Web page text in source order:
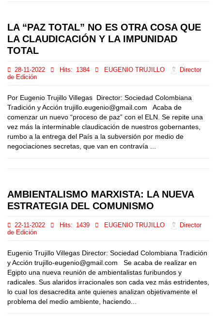
LA “PAZ TOTAL” NO ES OTRA COSA QUE
LA CLAUDICACIÓN Y LA IMPUNIDAD
TOTAL
28-11-2022 Hits: 1384 EUGENIO TRUJILLO
Director
de Edición
Por Eugenio Trujillo Villegas Director: Sociedad Colombiana
Tradición y Acción trujillo.eugenio@gmail.com Acaba de
comenzar un nuevo “proceso de paz” con el ELN. Se repite una
vez más la interminable claudicación de nuestros gobernantes,
rumbo a la entrega del País a la subversión por medio de
negociaciones secretas, que van en contravía ...
AMBIENTALISMO MARXISTA: LA NUEVA
ESTRATEGIA DEL COMUNISMO
22-11-2022 Hits: 1439 EUGENIO TRUJILLO
Director
de Edición
Eugenio Trujillo Villegas Director: Sociedad Colombiana Tradición
y Acción trujillo-eugenio@gmail.com Se acaba de realizar en
Egipto una nueva reunión de ambientalistas furibundos y
radicales. Sus alaridos irracionales son cada vez más estridentes,
lo cual los desacredita ante quienes analizan objetivamente el
problema del medio ambiente, haciendo...